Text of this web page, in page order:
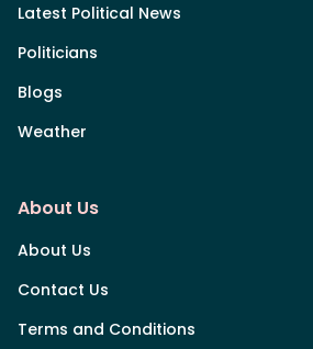
Latest Political News
Politicians
Blogs
Weather
About Us
About Us
Contact Us
Terms and Conditions